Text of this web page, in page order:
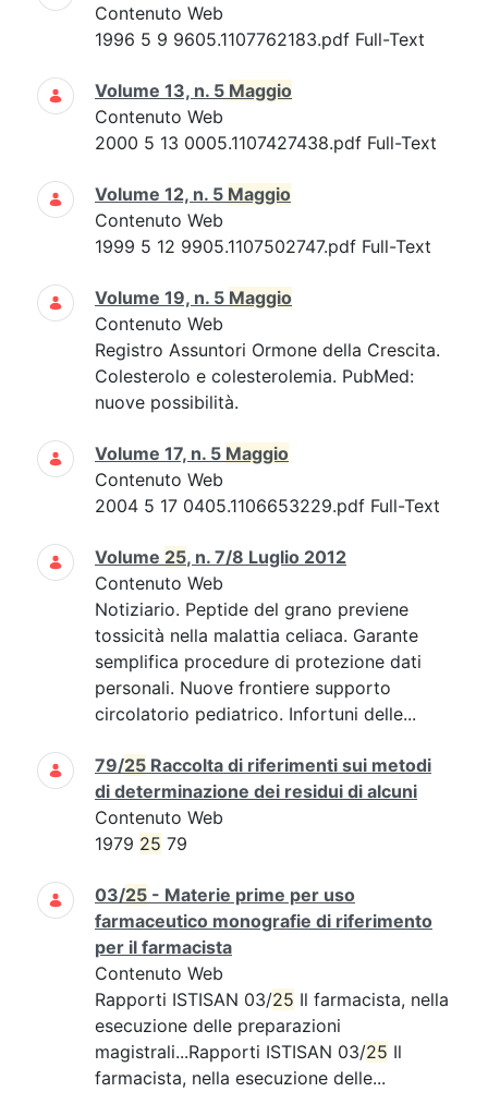
Contenuto Web
1996 5 9 9605.1107762183.pdf Full-Text
Volume 13, n. 5 Maggio
Contenuto Web
2000 5 13 0005.1107427438.pdf Full-Text
Volume 12, n. 5 Maggio
Contenuto Web
1999 5 12 9905.1107502747.pdf Full-Text
Volume 19, n. 5 Maggio
Contenuto Web
Registro Assuntori Ormone della Crescita.
Colesterolo e colesterolemia. PubMed:
nuove possibilità.
Volume 17, n. 5 Maggio
Contenuto Web
2004 5 17 0405.1106653229.pdf Full-Text
Volume 25, n. 7/8 Luglio 2012
Contenuto Web
Notiziario. Peptide del grano previene
tossicità nella malattia celiaca. Garante
semplifica procedure di protezione dati
personali. Nuove frontiere supporto
circolatorio pediatrico. Infortuni delle...
79/25 Raccolta di riferimenti sui metodi
di determinazione dei residui di alcuni
Contenuto Web
1979 25 79
03/25 - Materie prime per uso
farmaceutico monografie di riferimento
per il farmacista
Contenuto Web
Rapporti ISTISAN 03/25 Il farmacista, nella
esecuzione delle preparazioni
magistrali...Rapporti ISTISAN 03/25 Il
farmacista, nella esecuzione delle...